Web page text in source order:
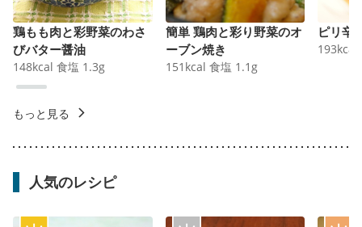
鶏もも肉と彩野菜のわさ
びバター醤油
148kcal 食塩 1.3g
簡単 鶏肉と彩り野菜のオ
ーブン焼き
151 kcal 食塩 1.1 g
ピリ辛
193kcal
もっと見る
人気のレシピ